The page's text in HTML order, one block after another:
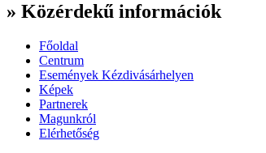
» Közérdekű információk
Főoldal
Centrum
Események Kézdivásárhelyen
Képek
Partnerek
Magunkról
Elérhetőség